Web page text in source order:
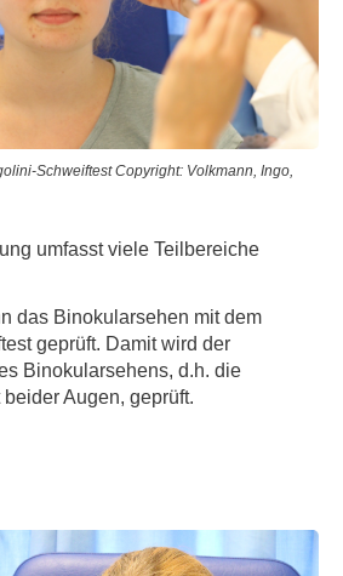
Schweiftest Copyright: Volkmann, Ingo,
umfasst viele Teilbereiche
das Binokularsehen mit dem
geprüft. Damit wird der
Binokularsehens, d.h. die
Augen, geprüft.